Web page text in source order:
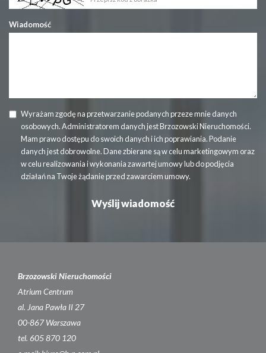
Wiadomość
Wyrażam zgodę na przetwarzanie podanych przeze mnie danych
osobowych. Administratorem danych jest Brzozowski Nieruchomości.
Mam prawo dostępu do swoich danych i ich poprawiania. Podanie
danych jest dobrowolne. Dane zbierane są w celu marketingowym oraz
w celu realizowania i wykonania zawartej umowy lub do podjęcia
działań na Twoje żądanie przed zawarciem umowy.
Brzozowski Nieruchomości
Atrium Centrum
al. Jana Pawła II 27
00-867 Warszawa
tel. 605 870 120